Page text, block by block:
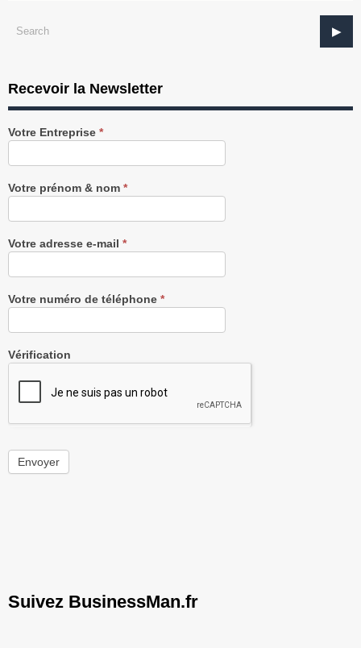
Recevoir la Newsletter
Recevez
notre
gratuitement
Votre Entreprise *
Votre prénom & nom *
Votre adresse e-mail *
Votre numéro de téléphone *
Vérification
Envoyer
Suivez BusinessMan.fr